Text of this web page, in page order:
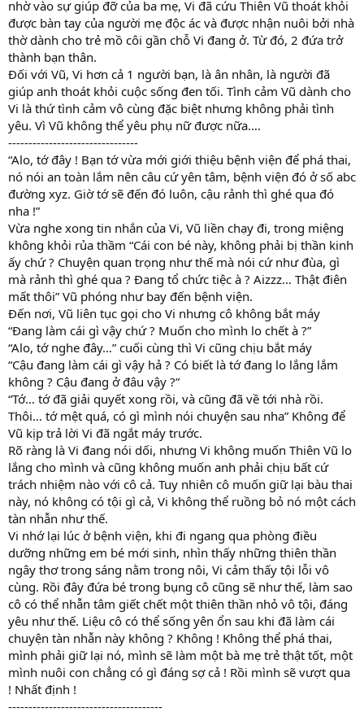
nhờ vào sự giúp đỡ của ba mẹ, Vi đã cứu Thiên Vũ thoát khỏi
được bàn tay của người mẹ độc ác và được nhận nuôi bởi nhà
thờ dành cho trẻ mồ côi gần chỗ Vi đang ở. Từ đó, 2 đứa trở
thành bạn thân.
Đối với Vũ, Vi hơn cả 1 người bạn, là ân nhân, là người đã
giúp anh thoát khỏi cuộc sống đen tối. Tình cảm Vũ dành cho
Vi là thứ tình cảm vô cùng đặc biệt nhưng không phải tình
yêu. Vì Vũ không thể yêu phụ nữ được nữa….
--------------------------------
“Alo, tớ đây ! Bạn tớ vừa mới giới thiệu bệnh viện để phá thai,
nó nói an toàn lắm nên câu cứ yên tâm, bệnh viện đó ở số abc
đường xyz. Giờ tớ sẽ đến đó luôn, cậu rảnh thì ghé qua đó
nha !”
Vừa nghe xong tin nhắn của Vi, Vũ liền chạy đi, trong miệng
không khỏi rủa thầm “Cái con bé này, không phải bị thần kinh
ấy chứ ? Chuyện quan trọng như thế mà nói cứ như đùa, gì
mà rảnh thì ghé qua ? Đang tổ chức tiệc à ? Aizzz… Thật điên
mất thôi” Vũ phóng như bay đến bệnh viện.
Đến nơi, Vũ liên tục gọi cho Vi nhưng cô không bắt máy
“Đang làm cái gì vậy chứ ? Muốn cho mình lo chết à ?”
“Alo, tớ nghe đây…” cuối cùng thì Vi cũng chịu bắt máy
“Cậu đang làm cái gì vậy hả ? Có biết là tớ đang lo lắng lắm
không ? Cậu đang ở đâu vậy ?”
“Tớ… tớ đã giải quyết xong rồi, và cũng đã về tới nhà rồi.
Thôi… tớ mệt quá, có gì mình nói chuyện sau nha” Không để
Vũ kịp trả lời Vi đã ngắt máy trước.
Rõ ràng là Vi đang nói dối, nhưng Vi không muốn Thiên Vũ lo
lắng cho mình và cũng không muốn anh phải chịu bất cứ
trách nhiệm nào với cô cả. Tuy nhiên cô muốn giữ lại bàu thai
này, nó không có tội gì cả, Vi không thể ruồng bỏ nó một cách
tàn nhẫn như thế.
Vi nhớ lại lúc ở bệnh viện, khi đi ngang qua phòng điều
dưỡng những em bé mới sinh, nhìn thấy những thiên thần
ngây thơ trong sáng nằm trong nôi, Vi cảm thấy tội lỗi vô
cùng. Rồi đây đứa bé trong bụng cô cũng sẽ như thế, làm sao
cô có thể nhẫn tâm giết chết một thiên thần nhỏ vô tội, đáng
yêu như thế. Liệu cô có thể sống yên ổn sau khi đã làm cái
chuyện tàn nhẫn này không ? Không ! Không thể phá thai,
mình phải giữ lại nó, mình sẽ làm một bà mẹ trẻ thật tốt, một
mình nuôi con chẳng có gì đáng sợ cả ! Rồi mình sẽ vượt qua
! Nhất định !
--------------------------------------